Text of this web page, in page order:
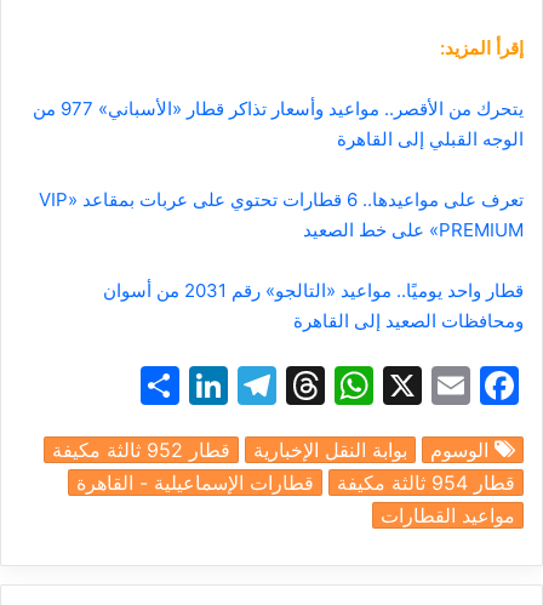
إقرأ المزيد:
يتحرك من الأقصر.. مواعيد وأسعار تذاكر قطار «الأسباني» 977 من
الوجه القبلي إلى القاهرة
تعرف على مواعيدها.. 6 قطارات تحتوي على عربات بمقاعد «VIP
PREMIUM» على خط الصعيد
قطار واحد يوميًا.. مواعيد «التالجو» رقم 2031 من أسوان
ومحافظات الصعيد إلى القاهرة
F
c
e
b
o
E
ai
l
X
W
at
s
p
T
e
a
s
T
e
gr
m
Li
k
e
n
ar
e
الوسوم بوابة النقل الإخبارية
قطار 952 ثالثة مكيفة
قطار 954 ثالثة مكيفة
قطارات الإسماعيلية - القاهرة
مواعيد القطارات